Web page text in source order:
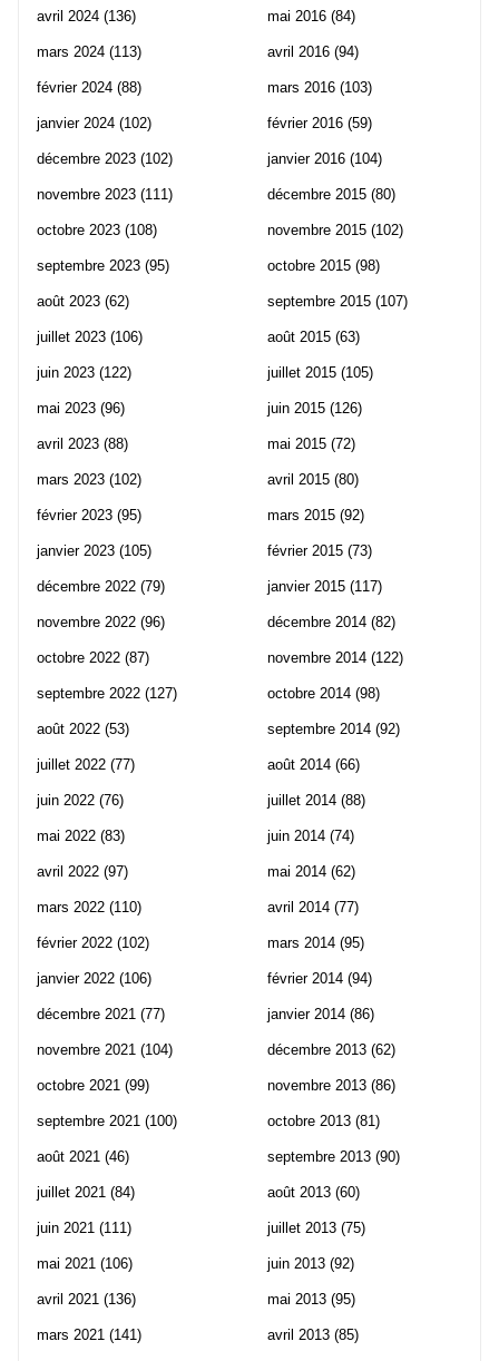
avril 2024 (136)
mars 2024 (113)
février 2024 (88)
janvier 2024 (102)
décembre 2023 (102)
novembre 2023 (111)
octobre 2023 (108)
septembre 2023 (95)
août 2023 (62)
juillet 2023 (106)
juin 2023 (122)
mai 2023 (96)
avril 2023 (88)
mars 2023 (102)
février 2023 (95)
janvier 2023 (105)
décembre 2022 (79)
novembre 2022 (96)
octobre 2022 (87)
septembre 2022 (127)
août 2022 (53)
juillet 2022 (77)
juin 2022 (76)
mai 2022 (83)
avril 2022 (97)
mars 2022 (110)
février 2022 (102)
janvier 2022 (106)
décembre 2021 (77)
novembre 2021 (104)
octobre 2021 (99)
septembre 2021 (100)
août 2021 (46)
juillet 2021 (84)
juin 2021 (111)
mai 2021 (106)
avril 2021 (136)
mars 2021 (141)
mai 2016 (84)
avril 2016 (94)
mars 2016 (103)
février 2016 (59)
janvier 2016 (104)
décembre 2015 (80)
novembre 2015 (102)
octobre 2015 (98)
septembre 2015 (107)
août 2015 (63)
juillet 2015 (105)
juin 2015 (126)
mai 2015 (72)
avril 2015 (80)
mars 2015 (92)
février 2015 (73)
janvier 2015 (117)
décembre 2014 (82)
novembre 2014 (122)
octobre 2014 (98)
septembre 2014 (92)
août 2014 (66)
juillet 2014 (88)
juin 2014 (74)
mai 2014 (62)
avril 2014 (77)
mars 2014 (95)
février 2014 (94)
janvier 2014 (86)
décembre 2013 (62)
novembre 2013 (86)
octobre 2013 (81)
septembre 2013 (90)
août 2013 (60)
juillet 2013 (75)
juin 2013 (92)
mai 2013 (95)
avril 2013 (85)